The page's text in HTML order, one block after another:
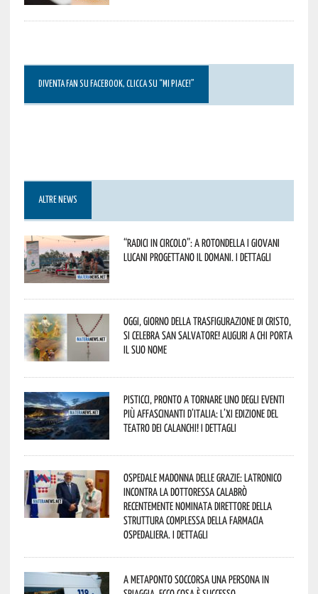
DIVENTA FAN SU FACEBOOK, CLICCA SU “MI PIACE!”
ALTRE NEWS
“Radici in Circolo”: a Rotondella i giovani
lucani progettano il domani. I dettagli
Oggi, giorno della Trasfigurazione di Cristo,
si celebra San Salvatore! Auguri a chi porta
il suo nome
Pisticci, pronto a tornare uno degli eventi
più affascinanti d’Italia: l’XI edizione del
Teatro dei Calanchi! I dettagli
Ospedale Madonna delle Grazie: Latronico
incontra la dottoressa Calabrò
recentemente nominata Direttore della
Struttura Complessa della Farmacia
Ospedaliera. I dettagli
A Metaponto soccorsa una persona in